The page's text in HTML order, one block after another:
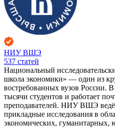
НИУ ВШЭ
537 статей
Национальный
школа экономики» — один из
востребованных вузов России.
тысячи студентов и работает
преподавателей. НИУ ВШЭ
прикладные исследования в
экономических,